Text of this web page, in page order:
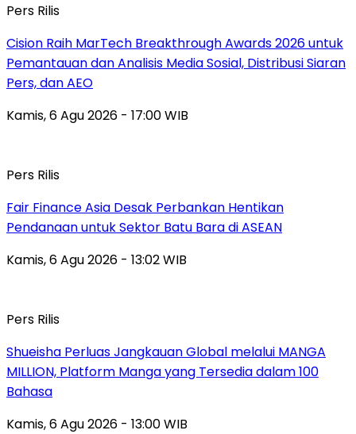
Pers Rilis
Cision Raih MarTech Breakthrough Awards 2026 untuk
Pemantauan dan Analisis Media Sosial, Distribusi Siaran
Pers, dan AEO
Kamis, 6 Agu 2026 - 17:00 WIB
Pers Rilis
Fair Finance Asia Desak Perbankan Hentikan
Pendanaan untuk Sektor Batu Bara di ASEAN
Kamis, 6 Agu 2026 - 13:02 WIB
Pers Rilis
Shueisha Perluas Jangkauan Global melalui MANGA
MILLION, Platform Manga yang Tersedia dalam 100
Bahasa
Kamis, 6 Agu 2026 - 13:00 WIB